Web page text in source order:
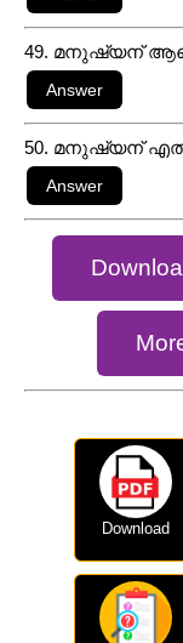
49. മനുഷ്യന്
50. മനുഷ്യന്
Download